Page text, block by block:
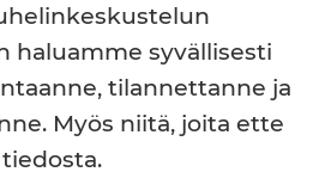
haluamme syvällisesti
tilannettanne ja
Myös niitä, joita ette